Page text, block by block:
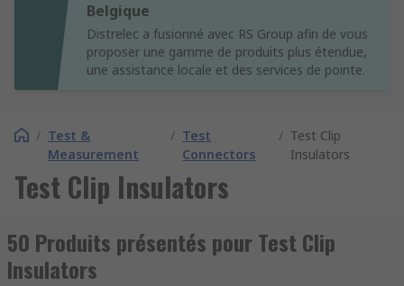
Belgique
Distrelec a fusionné avec RS Group afin de vous
proposer une gamme de produits plus étendue,
une assistance locale et des services de pointe.
/ Test &
Measurement
/ Test
Connectors
/ Test Clip
Insulators
Test Clip Insulators
50 Produits présentés pour Test Clip
Insulators